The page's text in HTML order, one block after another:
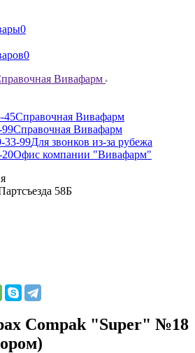
0
0
Вивафарм
45Справочная Вивафарм
99Справочная Вивафарм
33-99Для звонков из-за рубежа
20Офис компании "Вивафарм"
58Б
Compak "Super" №18